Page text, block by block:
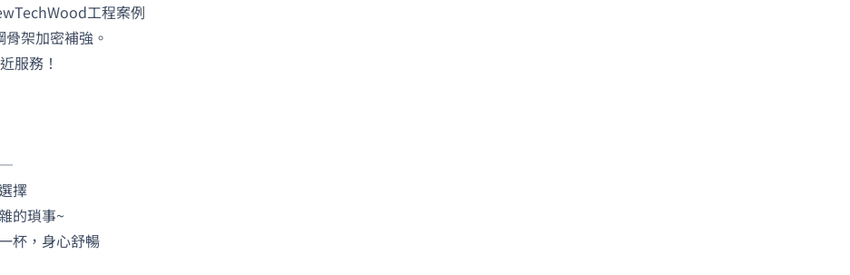
工程案例
架加密補強。
服務！
擇
的瑣事~
杯，身心舒暢